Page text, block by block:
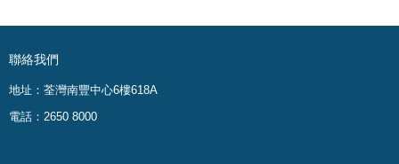
聯絡我們
地址：荃灣南豐中心6樓618A
電話：2650 8000